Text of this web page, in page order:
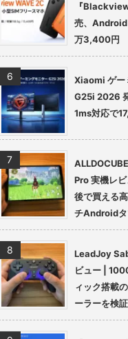
『
売、Android
万3,400円
Xiaomi ゲー
G25i 2026
1ms対応で
Pro 実機レ
後で買える
チAndroidタ
LeadJoy
ビュー |
ィック搭載
ーラーを検証